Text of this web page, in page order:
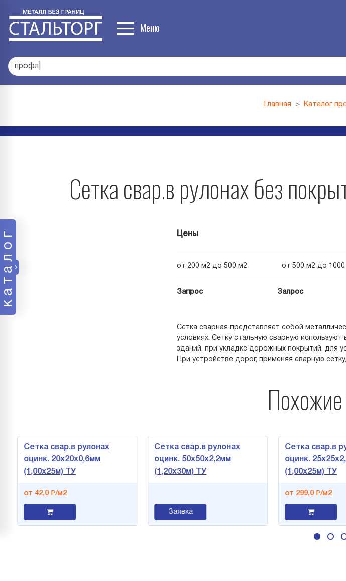
Меню
профлист
каталог
Главная Каталог
Сетка свар.в рулонах без
Цены
от 200 м2 до 500 м2 от 500 м2 до
Запрос Запрос
Сетка сварная представляет собой
условиях. Сетку стальную сварную
зданий, при укладке дорожных покрытий, для
При устройстве дорог, применяя сварную
Сетка свар.в рулонах
оцинк. 20х20х0,6мм
(1,00х25м) ТУ
от 42,0 ₽/м2
Сетка свар.в рулонах
оцинк. 50х50х2,2мм
(1,20х30м) ТУ
Заявка
Сетка свар.в
оцинк.
(1,00х25м) ТУ
от 299,0 ₽/м2